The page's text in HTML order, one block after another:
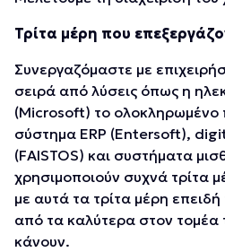
Τρίτα μέρη που
Συνεργαζόμαστε με
σειρά από λύσεις όπως η
(Microsoft) το ολοκληρωμένο
σύστημα ERP (Entersoft),
(FAISTOS) και συστήματα
χρησιμοποιούν συχνά τρίτα
με αυτά τα τρίτα μέρη επειδή
από τα καλύτερα στον τομέα
κάνουν.